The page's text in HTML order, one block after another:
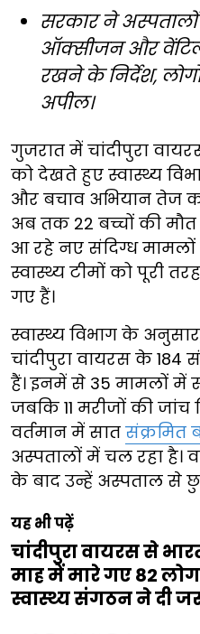
सरकार ने
ऑक्सीजन और
रखने के निर्देश,
अपील।
गुजरात में चांदीपुरा
को देखते हुए स्वास्थ्य
और बचाव अभियान तेज
अब तक 22 बच्चों की
आ रहे नए संदिग्ध
स्वास्थ्य टीमों को पूरी
गए हैं।
स्वास्थ्य विभाग के
चांदीपुरा वायरस के
हैं। इनमें से 35 मामलों में
जबकि 11 मरीजों की जांच
वर्तमान में सात संक्रमित
अस्पतालों में चल रहा है।
के बाद उन्हें अस्पताल से
यह भी पढ़ें
चांदीपुरा वायरस से
माह में मारे गए 82 लोग,
स्वास्थ्य संगठन ने दी